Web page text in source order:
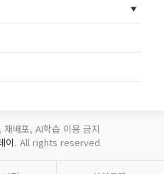
배포, AI학습 이용 금지
이. All rights reserved